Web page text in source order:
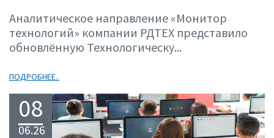
Аналитическое направление «Монитор
технологий» компании РДТЕХ представило
обновлённую Технологическу...
ПОДРОБНЕЕ..
08
06.26